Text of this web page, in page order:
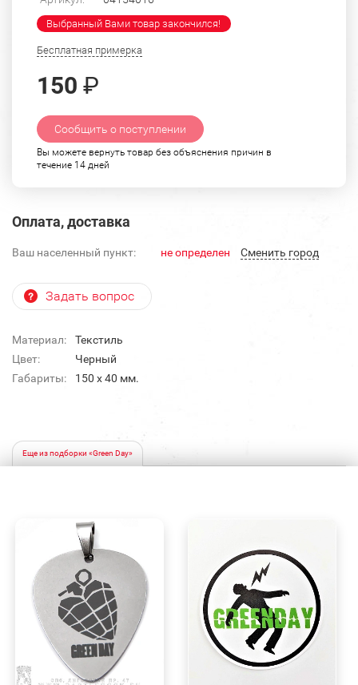
Выбранный Вами товар закончился!
Бесплатная примерка
150 ₽
Сообщить о поступлении
Вы можете вернуть товар без объяснения причин в
течение 14 дней
Оплата, доставка
Ваш населенный пункт: не определен Cменить город
Задать вопрос
Материал:
Текстиль
Цвет:
Черный
Габариты:
150 x 40 мм.
Еще из подборки «Green Day»